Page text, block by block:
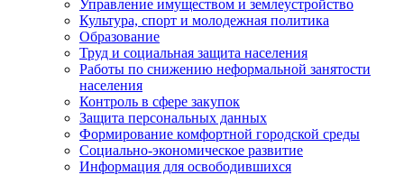
Управление имуществом и землеустройство
Культура, спорт и молодежная политика
Образование
Труд и социальная защита населения
Работы по снижению неформальной занятости
населения
Контроль в сфере закупок
Защита персональных данных
Формирование комфортной городской среды
Социально-экономическое развитие
Информация для освободившихся